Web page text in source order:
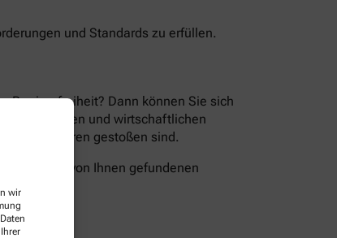
wir
und Standards zu erfüllen.
Barrierefreiheit? Dann können Sie sich
technischen und wirtschaftlichen
auf Barrieren gestoßen sind.
Wege die von Ihnen gefundenen